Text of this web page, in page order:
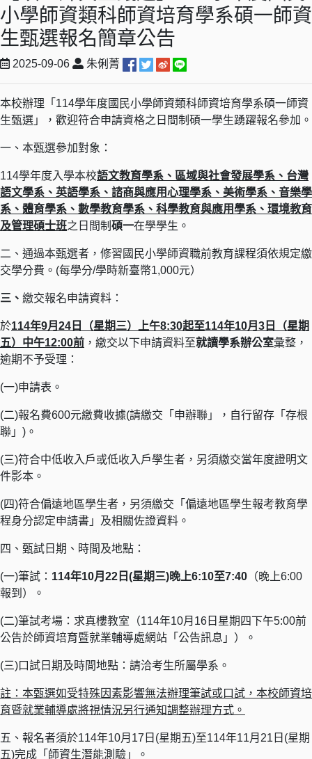
小學師資類科師資培育學系碩一師資
生甄選報名簡章公告
2025-09-06 朱俐菁
本校辦理「114學年度國民小學師資類科師資培育學系碩一師資
生甄選」，歡迎符合申請資格之日間制碩一學生踴躍報名參加。
一、本甄選參加對象：
114學年度入學本校語文教育學系、區域與社會發展學系、台灣
語文學系、英語學系、諮商與應用心理學系、美術學系、音樂學
系、體育學系、數學教育學系、科學教育與應用學系、環境教育
及管理碩士班之日間制 碩一在學學生。
二、通過本甄選者，修習國民小學師資職前教育課程須依規定繳
交學分費。(每學分/學時新臺幣1,000元）
三、 繳交報名申請資料：
於114年9月24日（星期三）上午8:30起至114年10月3日（星期
五）中午12:00前 ，繳交以下申請資料至就讀學系辦公室彙整，
逾期不予受理：
(一)申請表。
(二)報名費600元繳費收據(請繳交「申辦聯」，自行留存「存根
聯」)。
(三)符合中低收入戶或低收入戶學生者，另須繳交當年度證明文
件影本。
(四)符合偏遠地區學生者，另須繳交「偏遠地區學生報考教育學
程身分認定申請書」及相關佐證資料。
四、甄試日期、時間及地點：
(一)筆試： 114年10月22日(星期三)晚上6:10至7:40 （晚上6:00
報到）。
(二)筆試考場：求真樓教室（114年10月16日星期四下午5:00前
公告於師資培育暨就業輔導處網站「公告訊息」）。
(三)口試日期及時間地點：請洽考生所屬學系。
註：本甄選如受特殊因素影響無法辦理筆試或口試，本校師資培
育暨就業輔導處將視情況另行通知調整辦理方式。
五、報名者須於114年10月17日(星期五)至114年11月21日(星期
五)完成「師資生潛能測驗」。